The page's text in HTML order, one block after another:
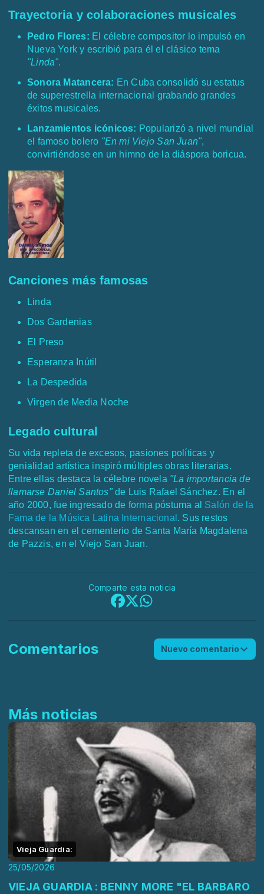
Trayectoria y colaboraciones musicales
Pedro Flores: El célebre compositor lo impulsó en
Nueva York y escribió para él el clásico tema
"Linda".
Sonora Matancera: En Cuba consolidó su estatus
de superestrella internacional grabando grandes
éxitos musicales.
Lanzamientos icónicos: Popularizó a nivel mundial
el famoso bolero "En mi Viejo San Juan",
convirtiéndose en un himno de la diáspora boricua.
Canciones más famosas
Linda
Dos Gardenias
El Preso
Esperanza Inútil
La Despedida
Virgen de Media Noche
Legado cultural
Su vida repleta de excesos, pasiones políticas y
genialidad artística inspiró múltiples obras literarias.
Entre ellas destaca la célebre novela "La importancia de
llamarse Daniel Santos"de Luis Rafael Sánchez. En el
año 2000, fue ingresado de forma póstuma al Salón de la
Fama de la Música Latina Internacional . Sus restos
descansan en el cementerio de Santa María Magdalena
de Pazzis, en el Viejo San Juan.
Comparte esta noticia
Comentarios Nuevo comentario
Más noticias
Vieja Guardia:
25/05/2026
VIEJA GUARDIA : BENNY MORE "EL BARBARO